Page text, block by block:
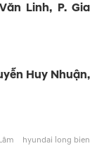
Linh, P. Gia
Huy Nhuận,
hyundai long bien